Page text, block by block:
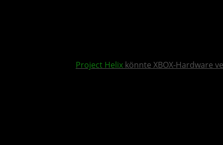
Project Helix könnte XBOX-Hardware